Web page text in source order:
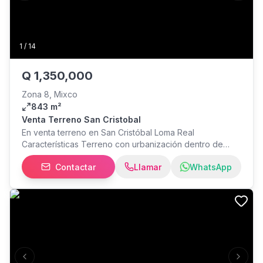
1 / 14
Q 1,350,000
Zona 8, Mixco
843 m²
Venta Terreno San Cristobal
En venta terreno en San Cristóbal Loma Real
Características Terreno con urbanización dentro de
garita 14 metros de frente X 54 metros de fondo 843m2
= 1,206.43 vrs2 Inclinación moderada Mantenimiento
Q.275.00 Precio poco negociable + Impuestos 3%
Acceso inmediato a Boulevard San Cristóbal y Carretera
Contactar Llamar WhatsApp